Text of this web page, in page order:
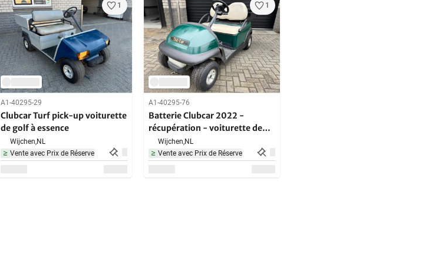
1
A1-40295-29
Clubcar Turf pick-up voiturette
de golf à essence
Wijchen,NL
Vente avec Prix de Réserve
1
A1-40295-76
Batterie Clubcar 2022 -
récupération - voiturette de
golfWijchen,NL
Vente avec Prix de Réserve